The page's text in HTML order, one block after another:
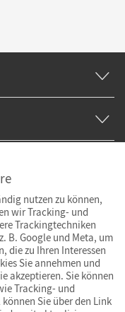
nutzen zu können,
wir Tracking- und
Trackingtechniken
B. Google und Meta, um
die zu Ihren Interessen
Sie annehmen und
akzeptieren. Sie können
Tracking- und
Sie über den Link